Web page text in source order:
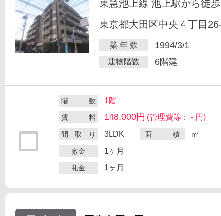
東急池上線 池上駅から徒
東京都大田区中央４丁目
築 年 数 1994/3/1
建物階数 6階建
階 数 1階
賃 料 148,000円 (管理費等： - 円)
間 取 り 3LDK 面 積 ㎡
敷金 1ヶ月
礼金 1ヶ月